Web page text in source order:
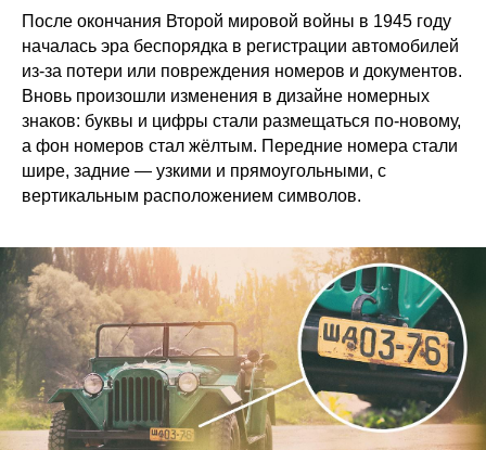
После окончания Второй мировой войны в 1945 году
началась эра беспорядка в регистрации автомобилей
из-за потери или повреждения номеров и документов.
Вновь произошли изменения в дизайне номерных
знаков: буквы и цифры стали размещаться по-новому,
а фон номеров стал жёлтым. Передние номера стали
шире, задние — узкими и прямоугольными, с
вертикальным расположением символов.